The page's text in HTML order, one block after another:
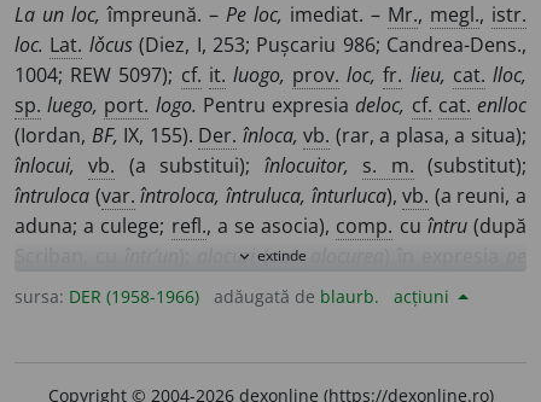
La un loc, împreună. – Pe loc, imediat. – Mr., megl., istr.
loc. Lat. lǒcus(Diez, I, 253; Pușcariu 986; Candrea-Dens.,
1004; REW 5097); cf. it. luogo, prov. loc, fr. lieu, cat. lloc,
sp. luego, port. logo. Pentru expresiadeloc, cf. cat. enlloc
(Iordan, BF, IX, 155). Der. înloca, vb. (rar, a plasa, a situa);
înlocui, vb. (a substitui); înlocuitor, s. m. (substitut);
întruloca (var. întroloca, întruluca, înturluca),vb. (a reuni, a
aduna; a culege; refl., a se asocia), comp. cu întru(după
alocuri (var.
alocuri(din loc în loc); alocurea, adv.
(în afara locului; în
expand_more extinde
sursa: DER (1958-1966) adăugată de blaurb. acțiuni
Copyright © 2004-2026 dexonline (https://dexonline.ro)